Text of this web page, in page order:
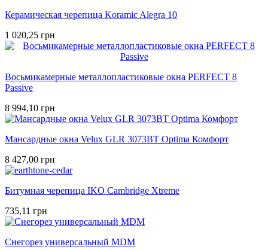
Керамическая черепица Koramic Alegra 10
1 020,25 грн
Восьмикамерные металлопластиковые окна PERFECT 8
Passive
8 994,10 грн
Мансардные окна Velux GLR 3073BT Optima Комфорт
8 427,00 грн
Битумная черепица IKO Cambridge Xtreme
735,11 грн
Снегорез универсальный MDM